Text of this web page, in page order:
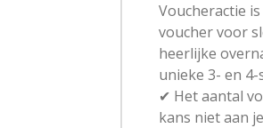
Voucheractie
voucher voor
heerlijke
unieke 3- en
✔ Het aantal
kans niet aan